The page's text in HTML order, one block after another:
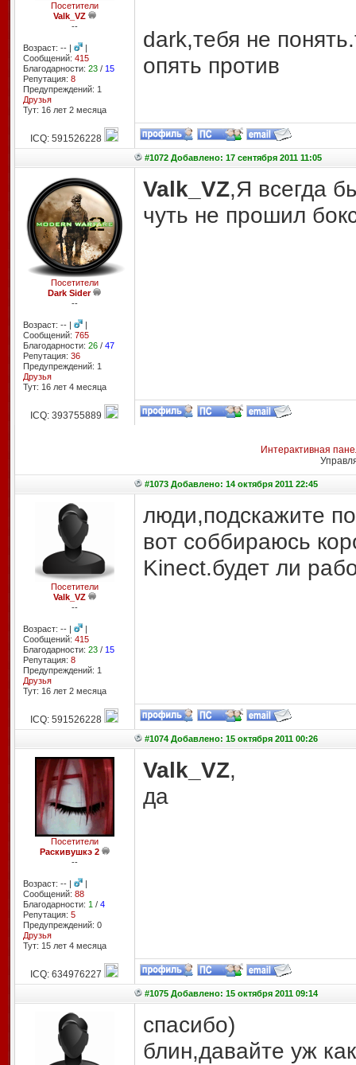
Посетители
Valk_VZ
--
Возраст: -- |
|
Сообщений: 415
Благодарности: 23/ 15
Репутация: 8
Предупреждений: 1
Друзья
Тут: 16 лет 2 месяцa
dark,тебя не
опять против
ICQ: 591526228
#1072 Добавлено: 17 сентября 2011 11:05
Посетители
Dark Sider
--
Возраст: -- |
|
Сообщений: 765
Благодарности: 26/ 47
Репутация: 36
Предупреждений: 1
Друзья
Тут: 16 лет 4 месяцa
Valk_VZ,Я всегда
чуть не прошил
ICQ: 393755889
Интерактивная
#1073 Добавлено: 14 октября 2011 22:45
Посетители
Valk_VZ
--
Возраст: -- |
|
Сообщений: 415
Благодарности: 23/ 15
Репутация: 8
Предупреждений: 1
Друзья
Тут: 16 лет 2 месяцa
люди,подскажите
вот соббираюсь
Kinect.будет ли
ICQ: 591526228
#1074 Добавлено: 15 октября 2011 00:26
Посетители
Раскивушкэ 2
--
Возраст: -- |
|
Сообщений: 88
Благодарности: 1 / 4
Репутация: 5
Предупреждений: 0
Друзья
Тут: 15 лет 4 месяцa
Valk_VZ,
да
ICQ: 634976227
#1075 Добавлено: 15 октября 2011 09:14
спасибо)
блин,давайте уж